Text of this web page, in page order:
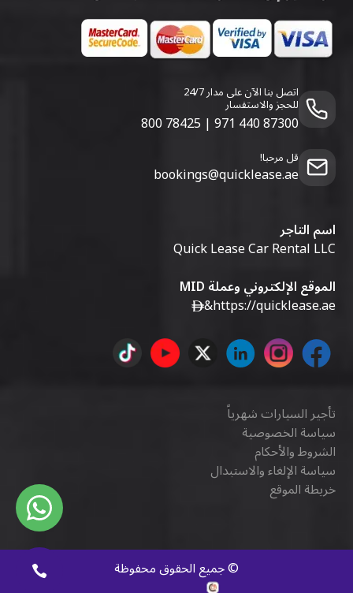
اتصل بنا الآن على مدار 24/7
للحجز والاستفسار
800 78425 | 971 440 87300
قل مرحبا!
bookings@quicklease.ae
اسم التاجر
Quick Lease Car Rental LLC
الموقع الإلكتروني وعملة MID
https://quicklease.ae
&
تأجير السيارات شهرياً
سياسة الخصوصية
الشروط والأحكام
سياسة الإلغاء والاستبدال
خريطة الموقع
©جميع الحقوق محفوظة